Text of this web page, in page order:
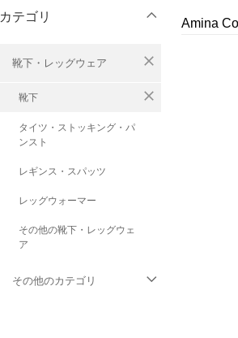
カテゴリ
靴下・レッグウェア close
靴下 close
タイツ・ストッキング・パ
ンスト
レギンス・スパッツ
レッグウォーマー
その他の靴下・レッグウェ
ア
その他のカテゴリ
Amina